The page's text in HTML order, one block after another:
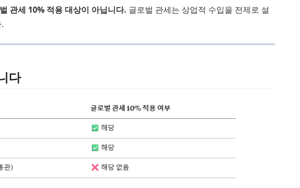
관세 10% 적용 대상이 아닙니다. 글로벌 관세는 상업적 수입을 전제로 설
다